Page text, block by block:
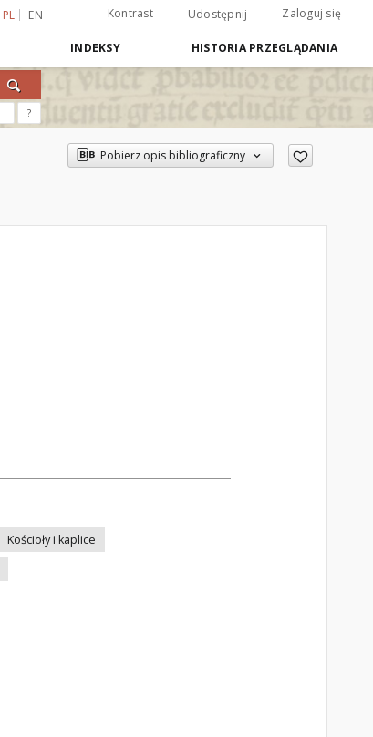
PL EN Kontrast Udostępnij Zaloguj się
INDEKSY HISTORIA PRZEGLĄDANIA
?
Pobierz opis bibliograficzny
Kościoły i kaplice